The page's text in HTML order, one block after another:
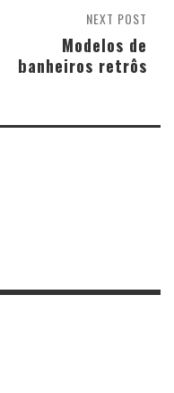
NEXT POST
Modelos de
banheiros retrôs